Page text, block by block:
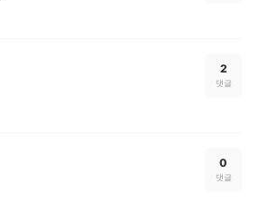
2
댓글
0
댓글